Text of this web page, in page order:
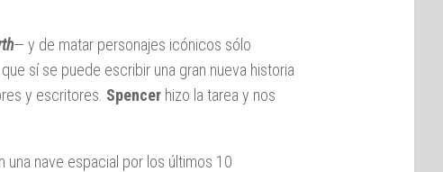
— y de matar personajes icónicos sólo
sí se puede escribir una gran nueva historia
y escritores. Spencer hizo la tarea y nos
nave espacial por los últimos 10